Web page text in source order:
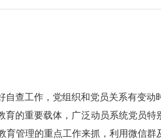
查工作，党组织和党员关系有变动
育的重要载体，广泛动员系统党员
育管理的重点工作来抓，利用微信群